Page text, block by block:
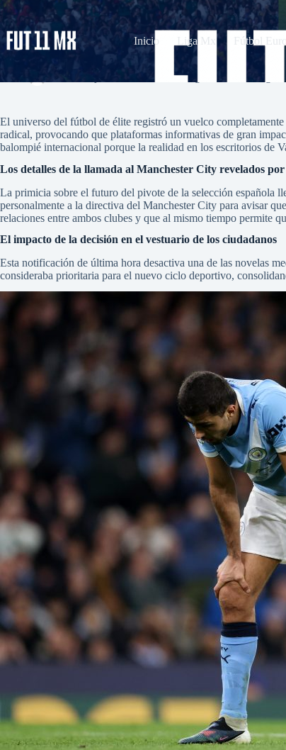
Saltar
al
contenido
Inicio
Liga Mx Fútbol
Florentino no quiere a Rodri en el Madrid
admin La Liga
El universo del fútbol de élite registró un vuelco
radical, provocando que plataformas informativas de gran
balompié internacional porque la realidad en los escritorios de
Los detalles de la llamada al Manchester City revelados
La primicia sobre el futuro del pivote de la selección española
personalmente a la directiva del Manchester City para avisar
relaciones entre ambos clubes y que al mismo tiempo permite
El impacto de la decisión en el vestuario de los ciudadanos
Esta notificación de última hora desactiva una de las novelas
consideraba prioritaria para el nuevo ciclo deportivo,